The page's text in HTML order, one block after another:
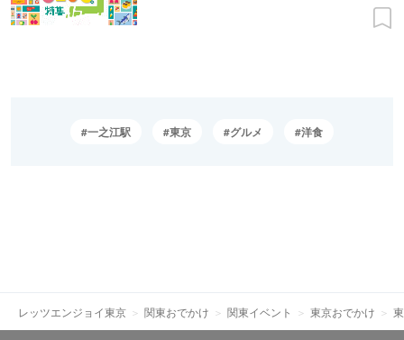
一之江駅 東京 グルメ 洋食
レッツエンジョイ東京 関東おでかけ 関東イベント 東京おでかけ